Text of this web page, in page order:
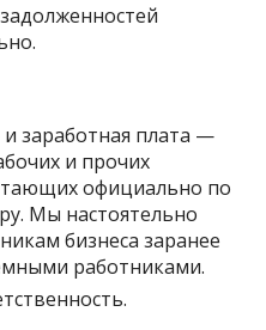
заработная плата —
и прочих
официально по
Мы настоятельно
бизнеса заранее
работниками.